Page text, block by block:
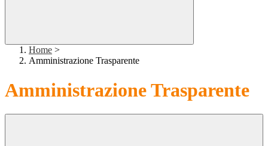
Home >
Amministrazione Trasparente
Amministrazione Trasparente